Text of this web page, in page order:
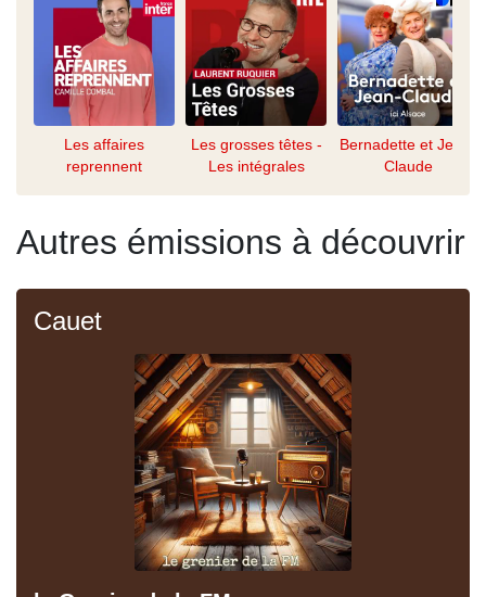
Les affaires
reprennent
Les grosses têtes -
Les intégrales
Bernadette et Jean-
Claude
Autres émissions à découvrir
Cauet